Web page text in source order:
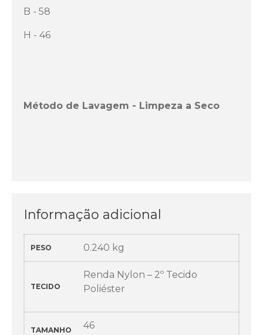
B - 58
H - 46
Método de Lavagem - Limpeza a Seco
Informação adicional
PESO 0.240 kg
TECIDO
Renda Nylon – 2º Tecido
Poliéster
TAMANHO 46